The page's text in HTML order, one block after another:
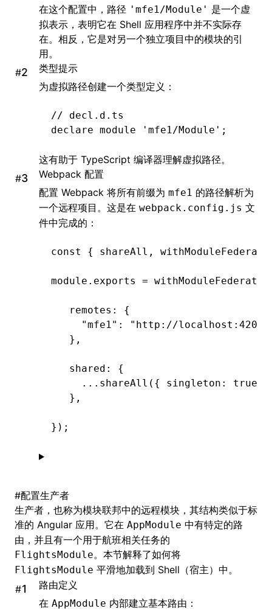
在这个配置中，路径 'mfe1/Module' 是一个虚
拟表示，表明它在 Shell 应用程序中并不实际存
在。相反，它是对另一个独立项目中的模块的引
用。
#
类型提示
为虚拟路径创建一个类型定义：
// decl.d.ts
declare module 'mfe1/Module' ;
这有助于 TypeScript 编译器理解虚拟路径。
#
Webpack 配置
配置 Webpack 将所有前缀为 mfe1 的路径解析为
一个远程项目。这是在 webpack.config.js 文
件中完成的：
const { shareAll ,
module . exports =
   remotes
:
{
     "mfe1"
:
"http://localhost:4201/
   }
,
   shared
:
{
     ...
shareAll ({ singleton : true
   }
,
});
#配置生产者
生产者，也称为模块联邦中的远程模块，其结构类似于标
准的 Angular 应用。它在 AppModule 中有特定的路
由，并且有一个用于航班相关任务的
FlightsModule。本节解释了如何将
FlightsModule 平滑地加载到 Shell（宿主）中。
#
路由定义
在 AppModule 内部建立基本路由：